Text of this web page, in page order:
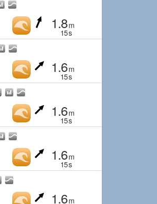
1.8m
15s
1.6m
15s
1.6m
15s
1.6m
15s
1.6m